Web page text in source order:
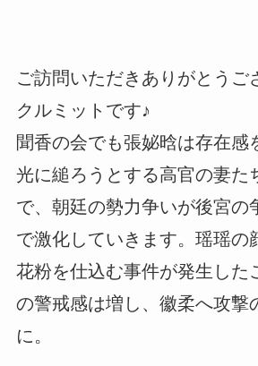
ご訪問いただきありがとうご
クルミットです♪
聞香の会でも張妼晗は存在感
光に縋ろうとする高官の妻た
で、朝廷の勢力争いが後宮の
で激化していきます。瑶瑶の
花粉を仕込む事件が発生した
の警戒感は増し、徽柔へ攻撃
に。